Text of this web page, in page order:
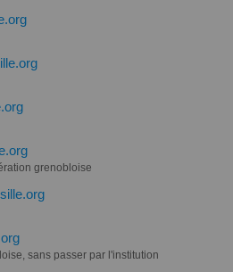
grenobloise
sans passer par l'institution